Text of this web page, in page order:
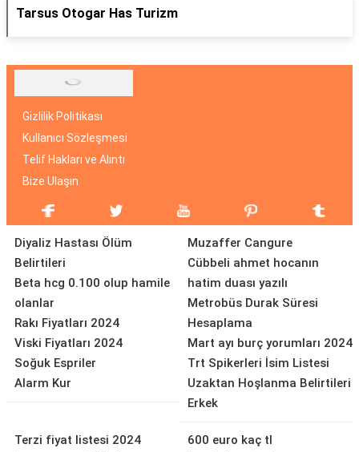
Tarsus Otogar Has Turizm
Gizlilik Politikası
Kullanıcı Sözleşmesi
Telif Hakları ve Alıntı
Bize Ulaşın
Diyaliz Hastası Ölüm
Belirtileri
Beta hcg 0.100 olup hamile
olanlar
Rakı Fiyatları 2024
Viski Fiyatları 2024
Soğuk Espriler
Alarm Kur
Muzaffer Cangure
Cübbeli ahmet hocanın
hatim duası yazılı
Metrobüs Durak Süresi
Hesaplama
Mart ayı burç yorumları 2024
Trt Spikerleri İsim Listesi
Uzaktan Hoşlanma Belirtileri
Erkek
Terzi fiyat listesi 2024
600 euro kaç tl